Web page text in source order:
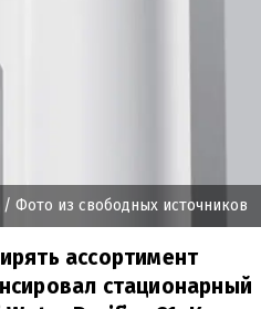
/ Фото из свободных источников
ассортимент
стационарный